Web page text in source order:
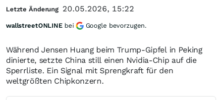
Während Jensen Huang beim Trump-Gipfel in Peking
dinierte, setzte China still einen Nvidia-Chip auf die
Sperrliste. Ein Signal mit Sprengkraft für den
weltgrößten Chipkonzern.
Letzte Änderung 20.05.2026, 15:22
wallstreetONLINE bei Google bevorzugen.